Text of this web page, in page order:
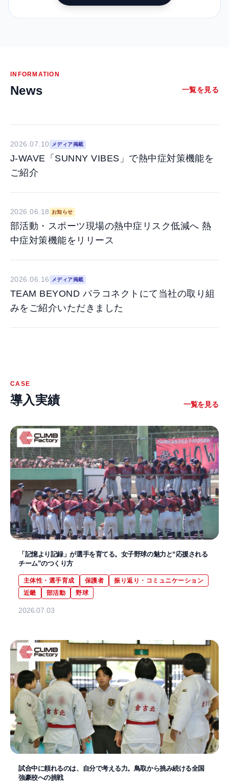
INFORMATION
News 一覧を見る
2026.07.10 メディア掲載
J-WAVE「SUNNY VIBES」で熱中症対策機能を
ご紹介
2026.06.18 お知らせ
部活動・スポーツ現場の熱中症リスク低減へ 熱
中症対策機能をリリース
2026.06.16 メディア掲載
TEAM BEYOND パラコネクトにて当社の取り組
みをご紹介いただきました
CASE
導入実績 一覧を見る
「記憶より記録」が選手を育てる。女子野球の魅力と“応援される
チーム”のつくり方
主体性・選手育成 保護者
振り返り・コミュニケーション
近畿
部活動 野球
2026.07.03
試合中に頼れるのは、自分で考える力。鳥取から挑み続ける全国
強豪校への挑戦